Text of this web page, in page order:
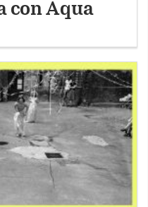
con Aqua